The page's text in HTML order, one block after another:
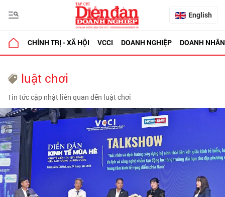
English
CHÍNH TRỊ - XÃ HỘI VCCI DOANH NGHIỆP DOANH NHÂN
luật chơi
Tin tức cập nhật liên quan đến luật chơi